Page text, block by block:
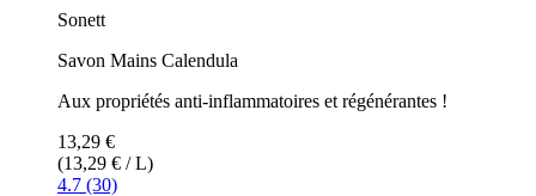
Sonett
Savon Mains Calendula
Aux propriétés anti-inflammatoires et régénérantes !
13,29 €
(13,29 € / L)
4.7 (30)